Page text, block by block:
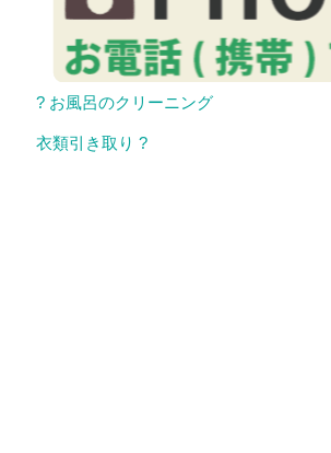
? お風呂のクリーニング
衣類引き取り ?